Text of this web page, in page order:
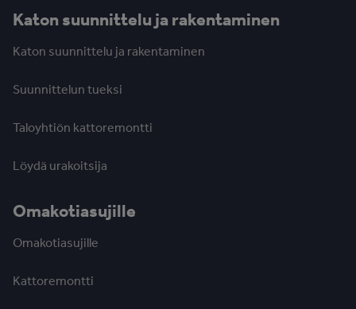
Katon suunnittelu ja rakentaminen
Katon suunnittelu ja rakentaminen
Suunnittelun tueksi
Taloyhtiön kattoremontti
Löydä urakoitsija
Omakotiasujille
Omakotiasujille
Kattoremontti